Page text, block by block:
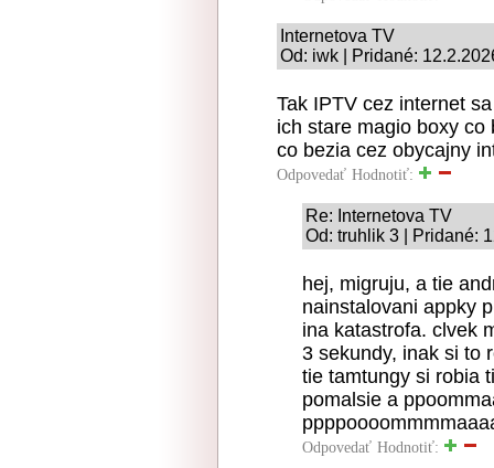
Internetova TV
Od: iwk | Pridané:
Tak IPTV cez internet
ich stare magio boxy
co bezia cez obycajny
Odpovedať Hodnotiť:
Re: Internetova TV
Od: truhlik 3 | Pridané:
hej, migruju, a tie
nainstalovani appky
ina katastrofa. clvek
3 sekundy, inak si to
tie tamtungy si robia
pomalsie a
Odpovedať Hodnotiť: